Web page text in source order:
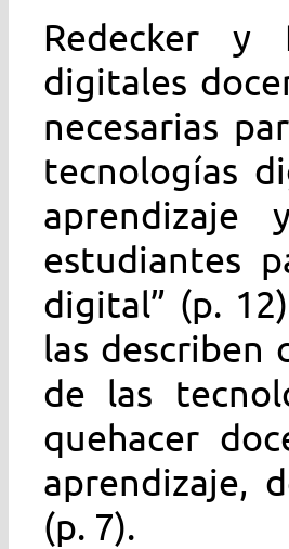
Redecker y
digitales
necesarias
tecnologías
estudiantes
digital” (p.
las describen
de las
quehacer
aprendizaje,
(p. 7).